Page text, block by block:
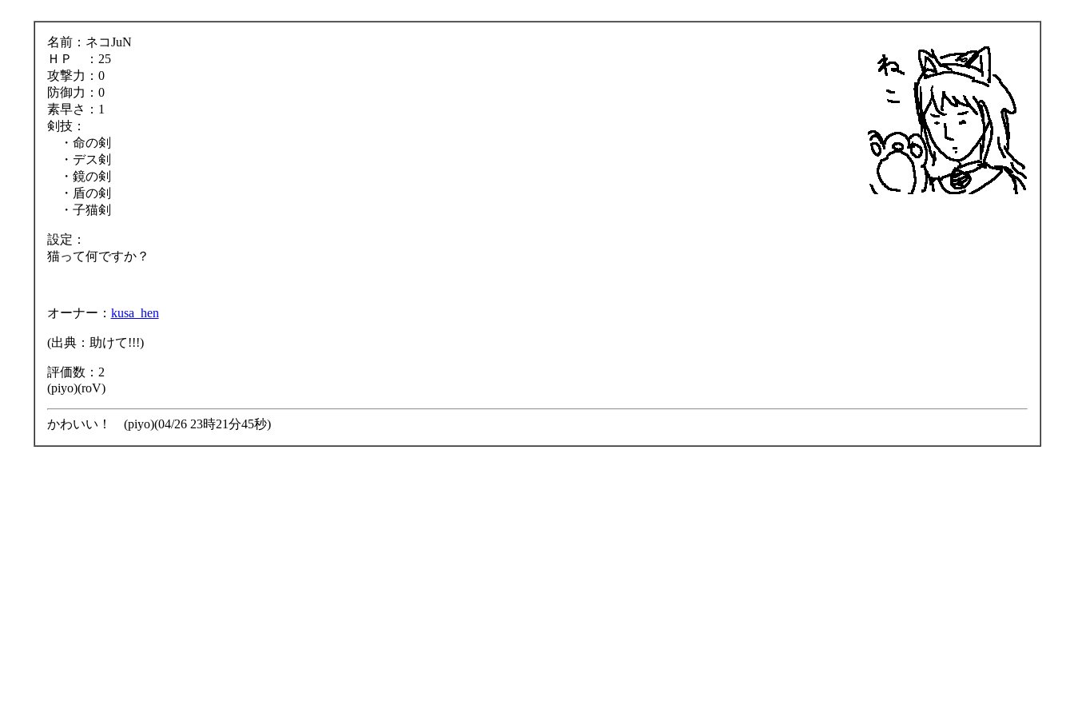
名前：ネコJuN
ＨＰ ：25
攻撃力：0
防御力：0
素早さ：1
剣技：
・命の剣
・デス剣
・鏡の剣
・盾の剣
・子猫剣
設定：
猫って何ですか？
オーナー： kusa_hen
(出典：助けて!!!)
評価数：2
(piyo)(roV)
かわいい！ (piyo)(04/26 23時21分45秒)